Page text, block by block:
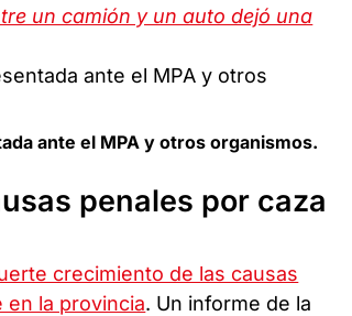
un camión y un auto dejó una
ante el MPA y otros organismos.
penales por caza
crecimiento de las causas
en la provincia. Un informe de la